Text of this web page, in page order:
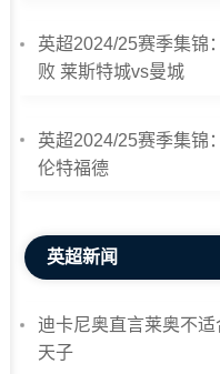
英超2024/25赛季集锦
败 莱斯特城vs曼城
英超2024/25赛季集锦
伦特福德
英超新闻
迪卡尼奥直言莱奥不
天子